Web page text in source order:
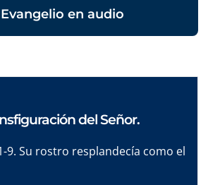
Evangelio en audio
del Señor.
9. Su rostro resplandecía como el